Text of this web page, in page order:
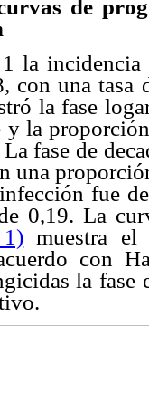
de
la
con una tasa
la fase
y la
fase de
una
fue
0,19. La
muestra
con
la fase